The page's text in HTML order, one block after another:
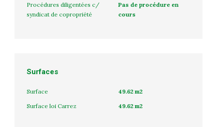
Procédures diligentées c/
syndicat de copropriété
Pas de procédure en
cours
Surfaces
Surface
49.62 m2
Surface loi Carrez
49.62 m2